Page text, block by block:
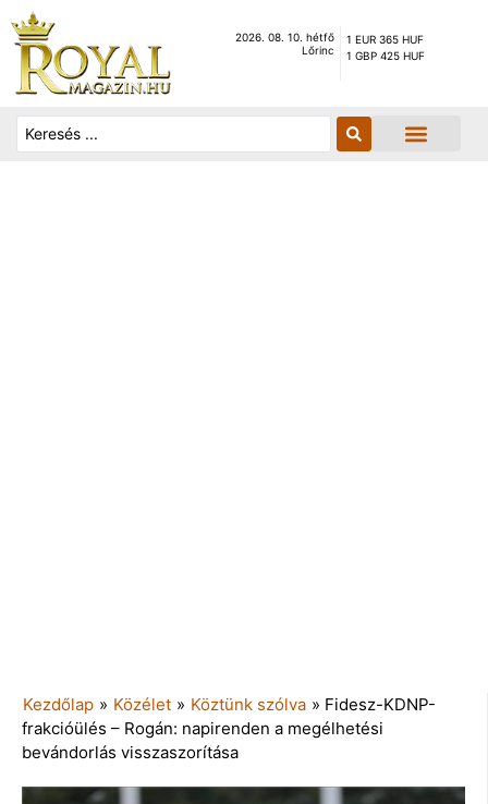
2026. 08. 10. hétfő
Lőrinc
1 EUR 365 HUF
1 GBP 425 HUF
Kezdőlap » Közélet » Köztünk szólva » Fidesz-KDNP-
frakcióülés – Rogán: napirenden a megélhetési
bevándorlás visszaszorítása